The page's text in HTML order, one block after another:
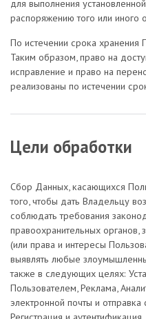
для выполнения
распоряжению того или иного
По истечении срока
Таким образом, право на
исправление и право на
реализованы по истечении
Цели обработки
Сбор Данных, касающихся
того, чтобы дать Владельцу
соблюдать требования
правоохранительных
(или права и интересы
выявлять любые
также в следующих целях:
Пользователем, Реклама,
электронной почты и